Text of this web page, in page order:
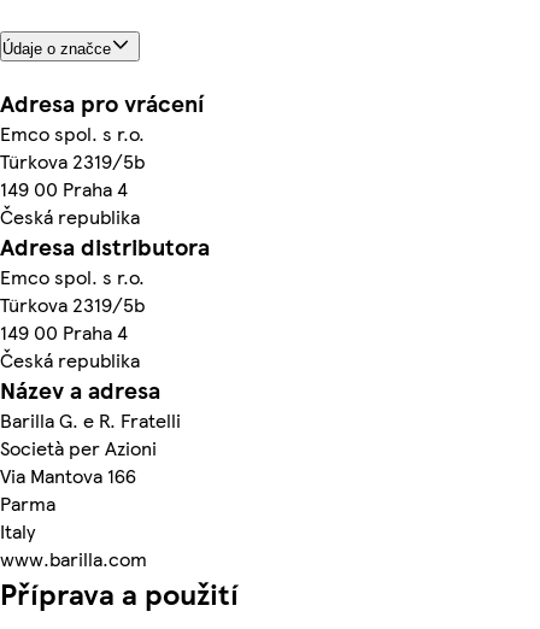
Údaje o značce
Adresa pro vrácení
Emco spol. s r.o.
Türkova 2319/5b
149 00 Praha 4
Česká republika
Adresa distributora
Emco spol. s r.o.
Türkova 2319/5b
149 00 Praha 4
Česká republika
Název a adresa
Barilla G. e R. Fratelli
Società per Azioni
Via Mantova 166
Parma
Italy
www.barilla.com
Příprava a použití